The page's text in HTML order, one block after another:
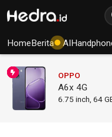
HomeBerita AI
OPPO
A6x 4G
6.75 inch, 64